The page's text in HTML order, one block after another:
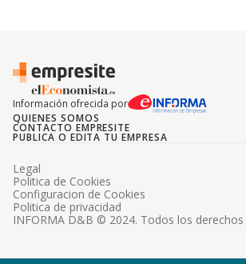
Información ofrecida por
QUIENES SOMOS
CONTACTO EMPRESITE
PUBLICA O EDITA TU EMPRESA
INFORMA D&B © 2024. Todos los
Legal
Politica de Cookies
Configuracion de Cookies
Politica de privacidad